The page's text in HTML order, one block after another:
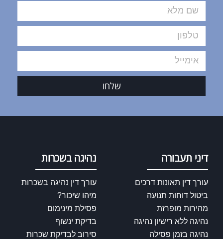
שלחו
דיני תעבורה
עורך דין תאונות דרכים
ביטול דוחות תנועה
מהירות מופרזת
נהיגה ללא רישיון נהיגה
נהיגה בזמן פסילה
נהיגה בשכרות
עורך דין נהיגה בשכרות
מיהו שיכור?
פסילת מינימום
בדיקת ינשוף
סירוב לבדיקת שכרות